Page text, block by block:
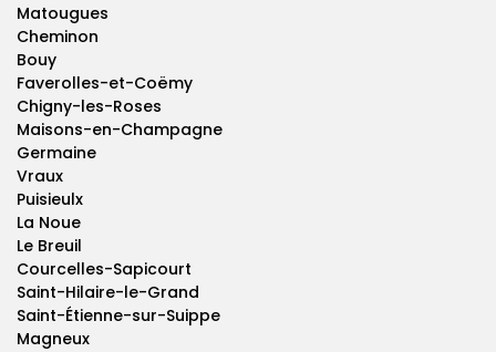
Matougues
Cheminon
Bouy
Faverolles-et-Coëmy
Chigny-les-Roses
Maisons-en-Champagne
Germaine
Vraux
Puisieulx
La Noue
Le Breuil
Courcelles-Sapicourt
Saint-Hilaire-le-Grand
Saint-Étienne-sur-Suippe
Magneux